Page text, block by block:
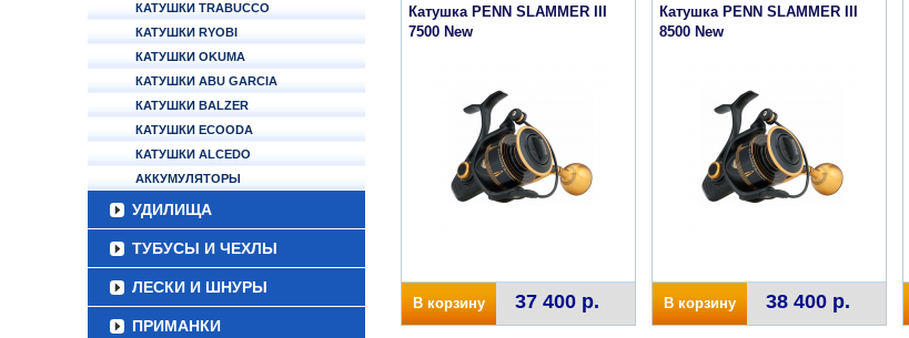
КАТУШКИ TRABUCCO
КАТУШКИ RYOBI
КАТУШКИ OKUMA
КАТУШКИ ABU GARCIA
КАТУШКИ BALZER
КАТУШКИ ECOODA
КАТУШКИ ALCEDO
АККУМУЛЯТОРЫ
УДИЛИЩА
ТУБУСЫ И ЧЕХЛЫ
ЛЕСКИ И ШНУРЫ
ПРИМАНКИ
Катушка PENN SLAMMER III
7500 New
В корзину 37 400 р.
Катушка PENN SLAMMER III
8500 New
В корзину 38 400 р.